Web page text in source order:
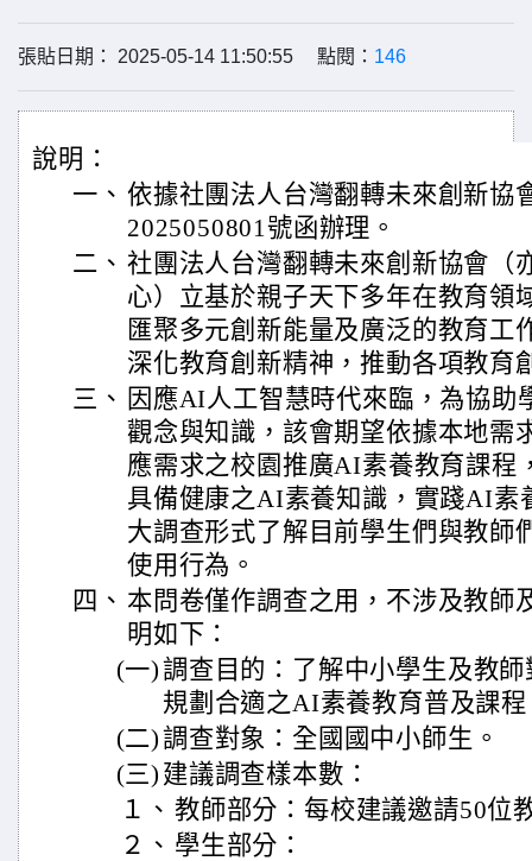
張貼日期： 2025-05-14 11:50:55 點閱： 146
說明：
一、 依據社團法人台灣翻轉未來創新協
2025050801號函辦理。
二、 社團法人台灣翻轉未來創新協會（
心）立基於親子天下多年在教育領
匯聚多元創新能量及廣泛的教育工
深化教育創新精神，推動各項教育
三、 因應AI人工智慧時代來臨，為協助
觀念與知識，該會期望依據本地需
應需求之校園推廣AI素養教育課程
具備健康之AI素養知識，實踐AI素
大調查形式了解目前學生們與教師
使用行為。
四、 本問卷僅作調查之用，不涉及教師
明如下：
(一)調查目的：了解中小學生及教
規劃合適之AI素養教育普及課
(二)調查對象：全國國中小師生。
(三) 建議調查樣本數：
１、 教師部分：每校建議邀請50位
２、 學生部分：